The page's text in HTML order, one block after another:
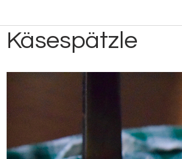
Herzhafte Teige Backen
Käsespätzle